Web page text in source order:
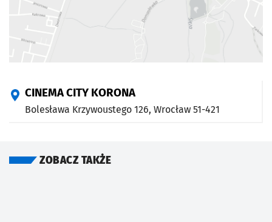
CINEMA CITY KORONA
Bolesława Krzywoustego 126, Wrocław 51-421
ZOBACZ TAKŻE